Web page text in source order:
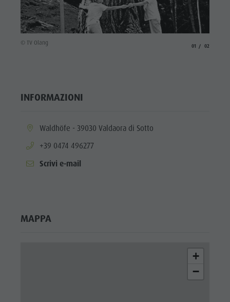
Shopping
Team
© TV Olang
01 02
INFORMAZIONI
aria.location:
Waldhöfe - 39030 Valdaora di Sotto
aria.phone:
+39 0474 496277
Scrivi e-mail
MAPPA
+
−